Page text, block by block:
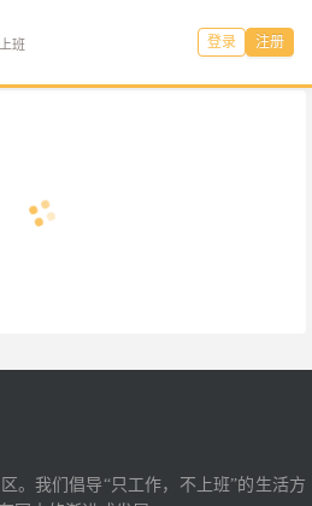
班 登录 注册
。我们倡导“只工作，不上班”的生活方